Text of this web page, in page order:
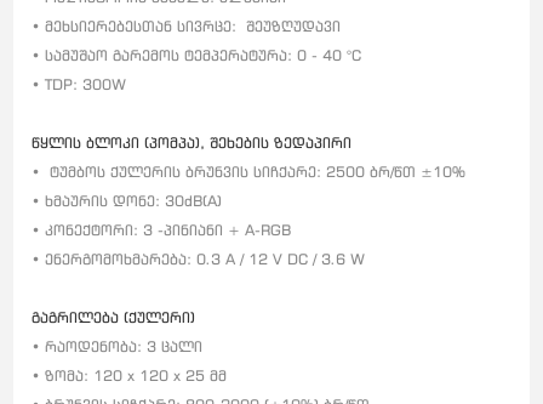
• მეხსიერებესთან სივრცე:შეუზღუდავი
• სამუშაო გარემოს ტემპერატურა: 0 - 40 °C
• TDP: 300W
წყლის ბლოკი (პომპა), შეხების ზედაპირი
•ტუმბოს ქულერის ბრუნვის სიჩქარე: 2500 ბრ/წთ ±10%
• ხმაურის დონე: 30dB(A)
• კონექტორი: 3 -პინიანი + A-RGB
• ენერგომოხმარება: 0.3 A / 12 V DC / 3.6 W
გაგრილება (ქულერი)
• რაოდენობა: 3 ცალი
• ზომა: 120 x 120 x 25 მმ